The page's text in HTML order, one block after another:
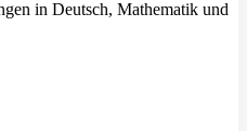
in Deutsch, Mathematik und